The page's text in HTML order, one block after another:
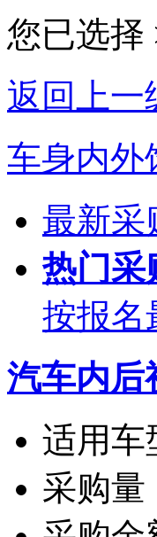
您已选择
返回上一
车身内外
最新采
热门采
按报名
汽车内后
适用车
采购量